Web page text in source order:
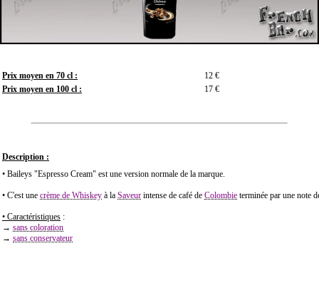
Prix moyen en 70 cl :
12 €
Prix moyen en 100 cl :
17 €
Description :
• Baileys "Espresso Cream" est une version normale de la marque.
• C'est une crème de Whiskey à la Saveur intense de café de Colombie terminée par une note
• Caractéristiques :
→ sans coloration
→ sans conservateur